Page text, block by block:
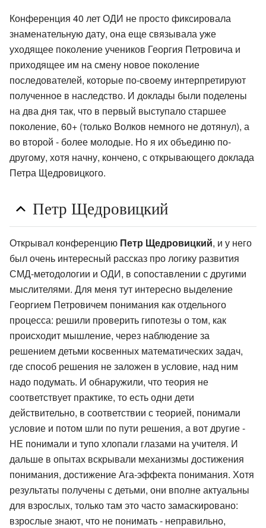
Конференция 40 лет ОДИ не просто фиксировала
знаменательную дату, она еще связывала уже
уходящее поколение учеников Георгия Петровича и
приходящее им на смену новое поколение
последователей, которые по-своему интерпретируют
полученное в наследство. И доклады были поделены
на два дня так, что в первый выступало старшее
поколение, 60+ (только Волков немного не дотянул), а
во второй - более молодые. Но я их объединю по-
другому, хотя начну, кончено, с открывающего доклада
Петра Щедровицкого.
Петр Щедровицкий
Открывал конференцию Петр Щедровицкий, и у него
был очень интересный рассказ про логику развития
СМД-методологии и ОДИ, в сопоставлении с другими
мыслителями. Для меня тут интересно выделение
Георгием Петровичем понимания как отдельного
процесса: решили проверить гипотезы о том, как
происходит мышление, через наблюдение за
решением детьми косвенных математических задач,
где способ решения не заложен в условие, над ним
надо подумать. И обнаружили, что теория не
соответствует практике, то есть одни дети
действительно, в соответствии с теорией, понимали
условие и потом шли по пути решения, а вот другие -
НЕ понимали и тупо хлопали глазами на учителя. И
дальше в опытах вскрывали механизмы достижения
понимания, достижение Ага-эффекта понимания. Хотя
результаты получены с детьми, они вполне актуальны
для взрослых, только там это часто замаскировано:
взрослые знают, что не понимать - неправильно,